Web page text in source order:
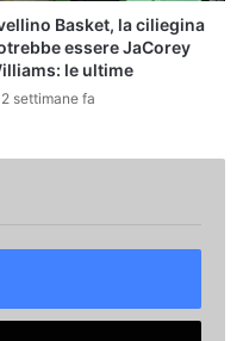
Basket, la ciliegina
essere JaCorey
le ultime
2 settimane fa